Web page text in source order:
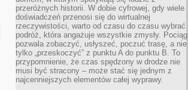
przeróżnych historii. W dobie cyfrowej, gdy wiele
doświadczeń przenosi się do wirtualnej
rzeczywistości, warto od czasu do czasu wybrać
podróż, która angażuje wszystkie zmysły. Pociąg
pozwala zobaczyć, usłyszeć, poczuć trasę, a nie
tylko „przeskoczyć” z punktu A do punktu B. To
przypomnienie, że czas spędzony w drodze nie
musi być stracony – może stać się jednym z
najcenniejszych elementów całej wyprawy.